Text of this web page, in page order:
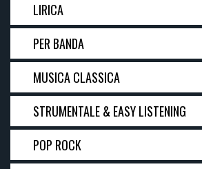
LIRICA
PER BANDA
MUSICA CLASSICA
STRUMENTALE & EASY LISTENING
POP ROCK